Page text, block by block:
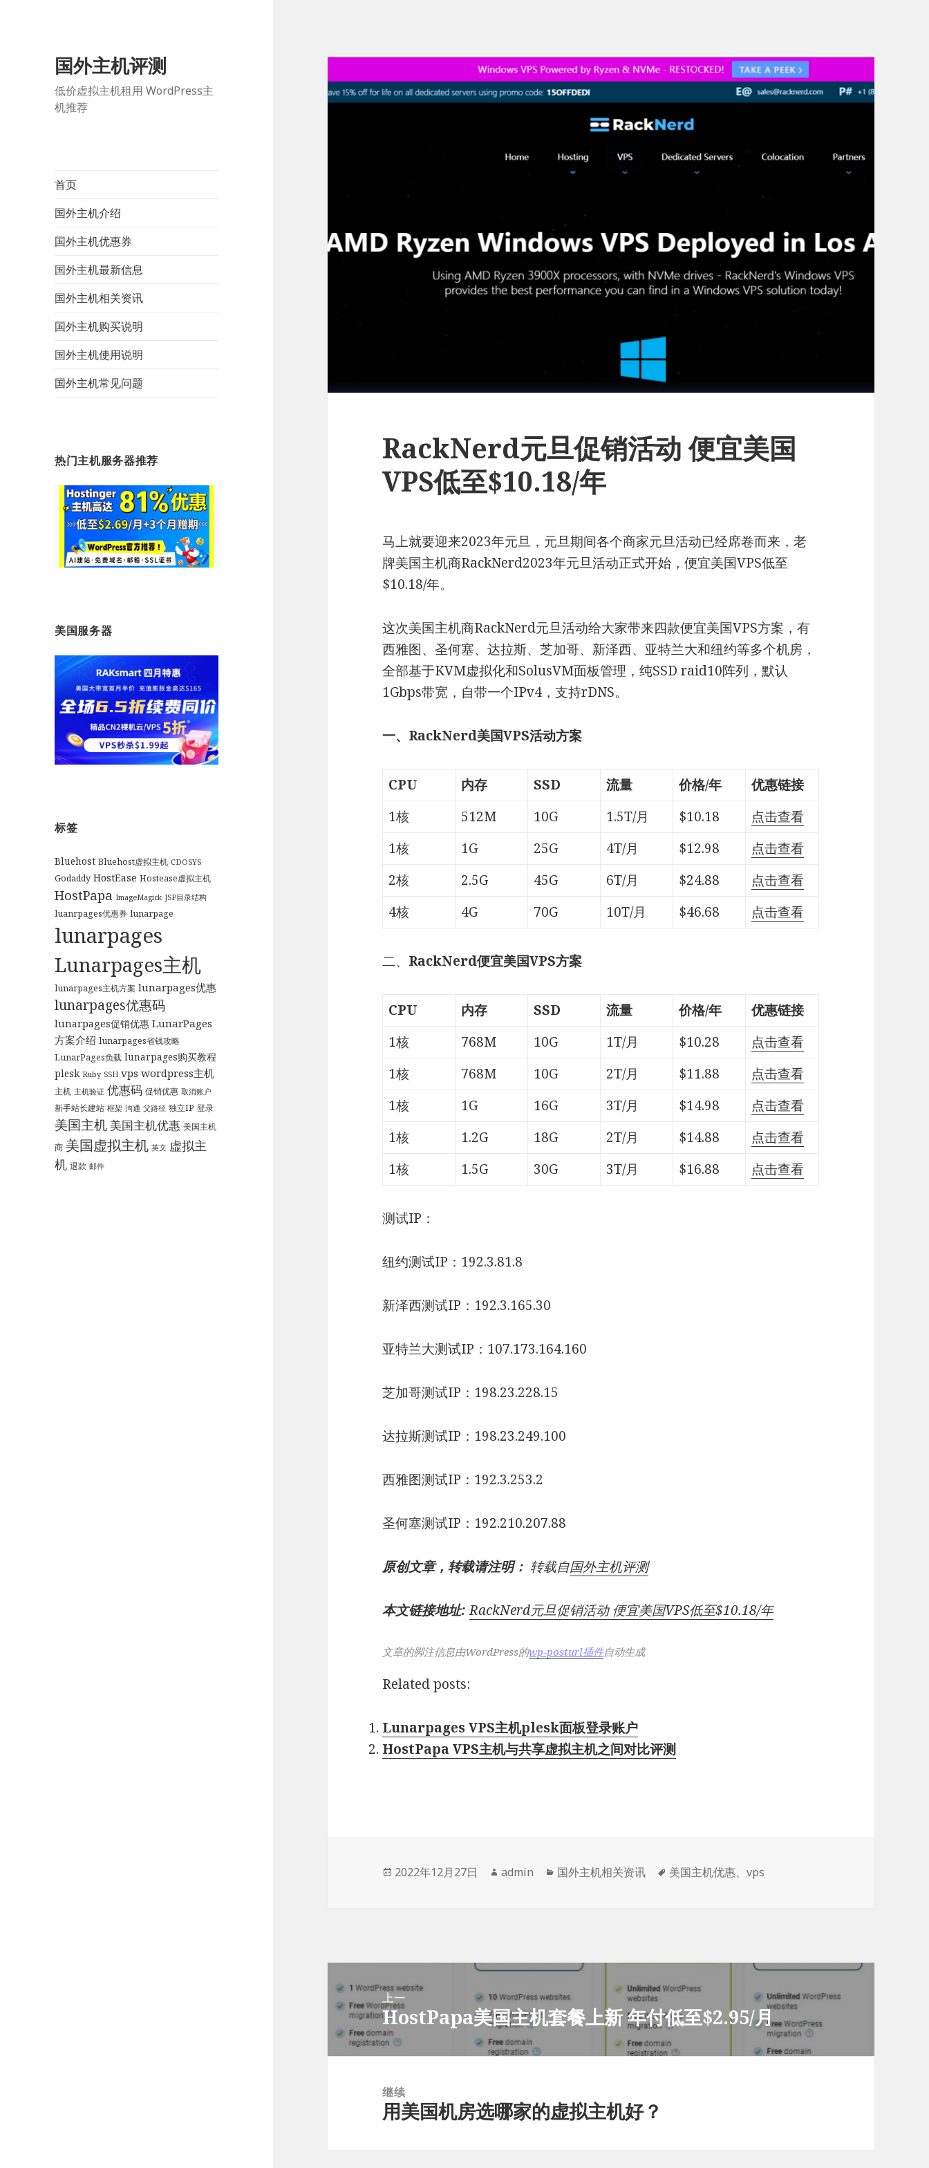
国外主机评测
低价虚拟主机租用 WordPress主
机推荐
首页
国外主机介绍
国外主机优惠券
国外主机最新信息
国外主机相关资讯
国外主机购买说明
国外主机使用说明
国外主机常见问题
热门主机服务器推荐
美国服务器
标签
Bluehost Bluehost虚拟主机 CDOSYS
Godaddy HostEase Hostease虚拟主机
HostPapa ImageMagick JSP目录结构
luanrpages优惠券 lunarpage
lunarpages
Lunarpages主机
lunarpages主机方案 lunarpages优惠
lunarpages优惠码
lunarpages促销优惠 LunarPages
方案介绍 lunarpages省钱攻略
LunarPages负载 lunarpages购买教程
plesk Ruby SSH vps wordpress主机
主机 主机验证 优惠码 促销优惠 取消账户
新手站长建站 框架 沟通 父路径 独立IP 登录
美国主机 美国主机优惠 美国主机
商 美国虚拟主机 英文 虚拟主
机 退款 邮件
RackNerd元旦促销活动 便宜美国
VPS低至$10.18/年
马上就要迎来2023年元旦，元旦期间各个商家元旦活动已经席卷而来，老
牌美国主机商RackNerd2023年元旦活动正式开始，便宜美国VPS低至
$10.18/年。
这次美国主机商RackNerd元旦活动给大家带来四款便宜美国VPS方案，有
西雅图、圣何塞、达拉斯、芝加哥、新泽西、亚特兰大和纽约等多个机房，
全部基于KVM虚拟化和SolusVM面板管理，纯SSD raid10阵列，默认
1Gbps带宽，自带一个IPv4，支持rDNS。
一、RackNerd美国VPS活动方案
CPU 内存 SSD 流量 价格/年
优惠链接
1核
512M 10G 1.5T/月 $10.18
点击查看
1核
1G 25G 4T/月 $12.98
点击查看
2核
2.5G 45G 6T/月 $24.88
点击查看
4核
4G 70G 10T/月 $46.68 点击查看
二、 RackNerd便宜美国VPS方案
CPU 内存 SSD 流量 价格/年
优惠链接
1核
768M 10G 1T/月 $10.28
点击查看
1核
768M 10G 2T/月 $11.88
点击查看
1核
1G 16G 3T/月 $14.98
点击查看
1核
1.2G 18G 2T/月 $14.88
点击查看
1核
1.5G 30G 3T/月 $16.88 点击查看
测试IP：
纽约测试IP：192.3.81.8
新泽西测试IP：192.3.165.30
亚特兰大测试IP：107.173.164.160
芝加哥测试IP：198.23.228.15
达拉斯测试IP：198.23.249.100
西雅图测试IP：192.3.253.2
圣何塞测试IP：192.210.207.88
原创文章，转载请注明： 转载自国外主机评测
本文链接地址: RackNerd元旦促销活动 便宜美国VPS低至$10.18/年
文章的脚注信息由WordPress的wp-posturl插件自动生成
Related posts:
Lunarpages VPS主机plesk面板登录账户
HostPapa VPS主机与共享虚拟主机之间对比评测
发
2022年12月27日
作
admin
分
国外主机相关资讯
标
美国主机优惠、vps
章
导
航
上一
上
篇
文
HostPapa美国主机套餐上新 年付低至$2.95/月
继续
下
用美国机房选哪家的虚拟主机好？